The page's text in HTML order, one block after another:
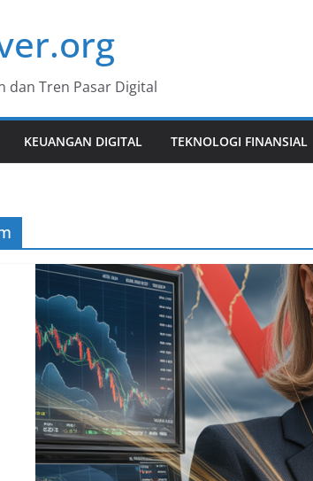
dan Tren Pasar Digital
KEUANGAN DIGITAL TEKNOLOGI FINANSIAL